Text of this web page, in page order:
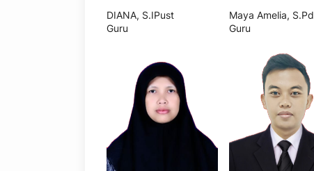
DIANA, S.IPust
Guru
Maya Amelia, S.Pd
Guru